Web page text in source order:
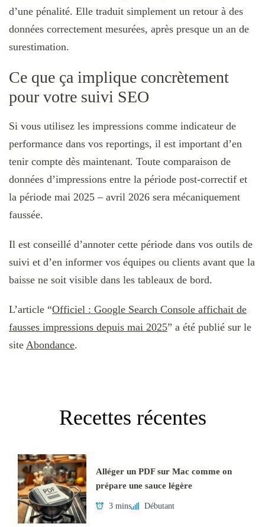
d’une pénalité. Elle traduit simplement un retour à des
données correctement mesurées, après presque un an de
surestimation.
Ce que ça implique concrètement
pour votre suivi SEO
Si vous utilisez les impressions comme indicateur de
performance dans vos reportings, il est important d’en
tenir compte dès maintenant. Toute comparaison de
données d’impressions entre la période post-correctif et
la période mai 2025 – avril 2026 sera mécaniquement
faussée.
Il est conseillé d’annoter cette période dans vos outils de
suivi et d’en informer vos équipes ou clients avant que la
baisse ne soit visible dans les tableaux de bord.
L’article “Officiel : Google Search Console affichait de
fausses impressions depuis mai 2025” a été publié sur le
site Abondance.
Recettes récentes
Alléger un PDF sur Mac comme on
prépare une sauce légère
3 mins Débutant